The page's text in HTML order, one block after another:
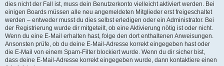
dies nicht der Fall ist, muss dein Benutzerkonto vielleicht aktiviert werden. Bei
einigen Boards müssen alle neu angemeldeten Mitglieder erst freigeschaltet
werden – entweder musst du dies selbst erledigen oder ein Administrator. Bei
der Registrierung wurde dir mitgeteilt, ob eine Aktivierung nötig ist oder nicht.
Wenn du eine E-Mail erhalten hast, folge den dort enthaltenen Anweisungen.
Ansonsten prüfe, ob du deine E-Mail-Adresse korrekt eingegeben hast oder
die E-Mail von einem Spam-Filter blockiert wurde. Wenn du dir sicher bist,
dass deine E-Mail-Adresse korrekt eingegeben wurde, dann kontaktiere einen